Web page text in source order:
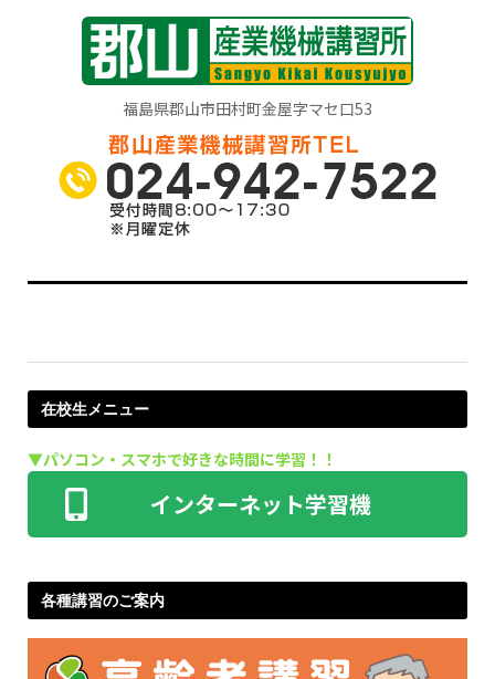
福島県郡山市田村町金屋字マセ口53
在校生メニュー
▼パソコン・スマホで好きな時間に学習！！
インターネット学習機
ID・パスワードをご用意ください
各種講習のご案内